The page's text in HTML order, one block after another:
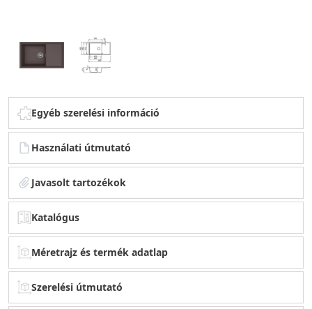
Egyéb szerelési információ
Használati útmutató
Javasolt tartozékok
Katalógus
Méretrajz és termék adatlap
Szerelési útmutató